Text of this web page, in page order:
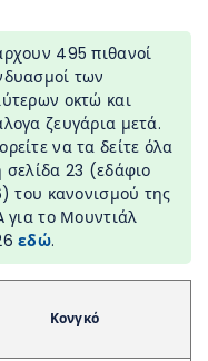
495 πιθανοί
των
οκτώ και
ζευγάρια μετά.
να τα δείτε όλα
σελίδα 23 (εδάφιο
του κανονισμού της
για το Μουντιάλ
εδώ.
Κονγκό